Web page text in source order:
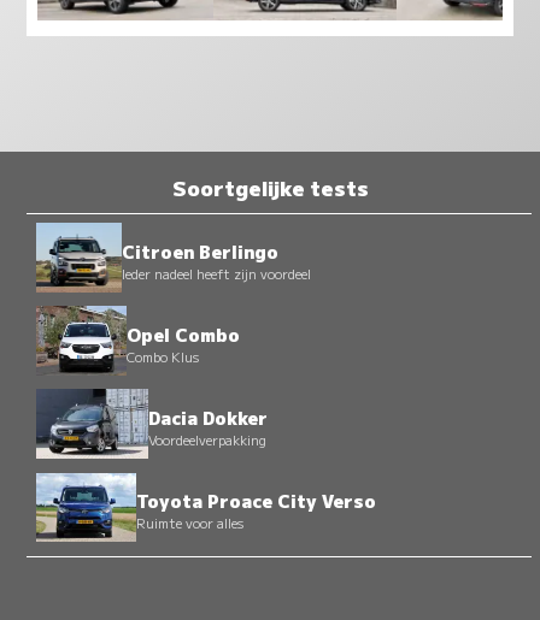
Soortgelijke tests
Citroen Berlingo
Ieder nadeel heeft zijn voordeel
Opel Combo
Combo Klus
Dacia Dokker
Voordeelverpakking
Toyota Proace City Verso
Ruimte voor alles